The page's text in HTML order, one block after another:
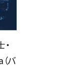
バ